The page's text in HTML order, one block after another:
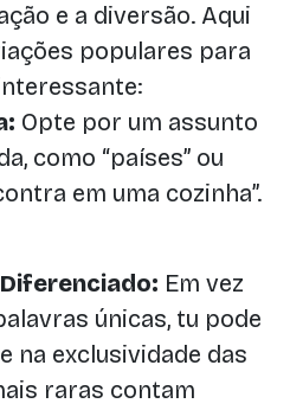
e a diversão. Aqui
populares para
Opte por um assunto
como “países” ou
em uma cozinha”.
Em vez
únicas, tu pode
na exclusividade das
raras contam